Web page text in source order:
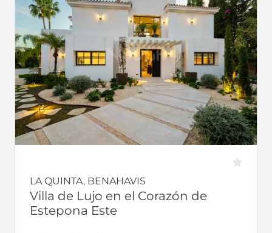
LA QUINTA, BENAHAVIS
Villa de Lujo en el Corazón de
Estepona Este